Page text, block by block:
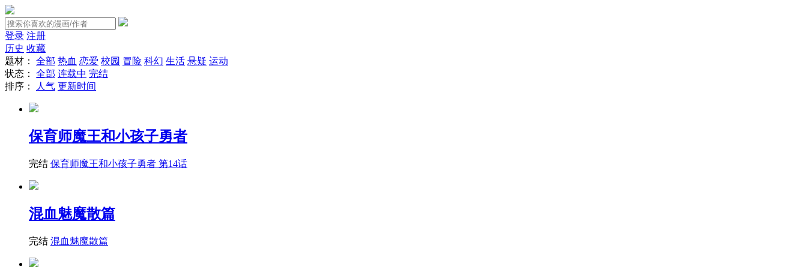
登录 注册
历史 收藏
题材：
全部 热血 恋爱 校园 冒险 科幻 生活 悬疑 运动
状态：
全部 连载中 完结
排序：
人气 更新时间
保育师魔王和小孩子勇者
完结 保育师魔王和小孩子勇者 第14话
混血魅魔散篇
完结 混血魅魔散篇